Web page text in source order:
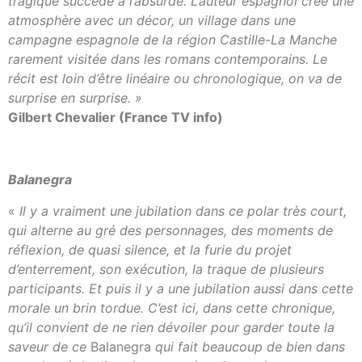
atmosphère avec un décor, un village dans une
campagne espagnole de la région Castille-La Manche
rarement visitée dans les romans contemporains. Le
récit est loin d’être linéaire ou chronologique, on va de
surprise en surprise. »
Gilbert Chevalier (France TV info)
Balanegra
« Il y a vraiment une jubilation dans ce polar très court,
qui alterne au gré des personnages, des moments de
réflexion, de quasi silence, et la furie du projet
d’enterrement, son exécution, la traque de plusieurs
participants. Et puis il y a une jubilation aussi dans cette
morale un brin tordue. C’est ici, dans cette chronique,
qu’il convient de ne rien dévoiler pour garder toute la
saveur de ce Balanegra qui fait beaucoup de bien dans